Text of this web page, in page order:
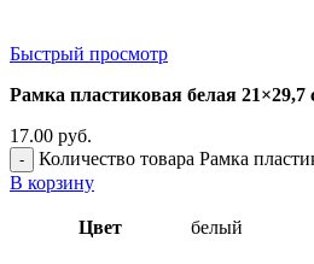
Быстрый просмотр
Рамка пластиковая белая 21×29,7
17.00 руб.
Количество товара Рамка
В корзину
Цвет белый